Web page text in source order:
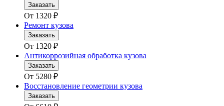
Заказать
От 1320 ₽
Ремонт кузова
Заказать
От 1320 ₽
Антикоррозийная обработка кузова
Заказать
От 5280 ₽
Восстановление геометрии кузова
Заказать